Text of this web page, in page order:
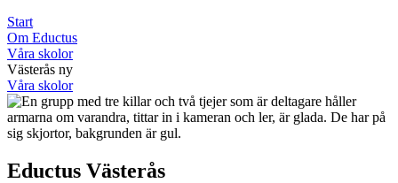
Start
Om Eductus
Våra skolor
Västerås ny
Våra skolor
Eductus Västerås